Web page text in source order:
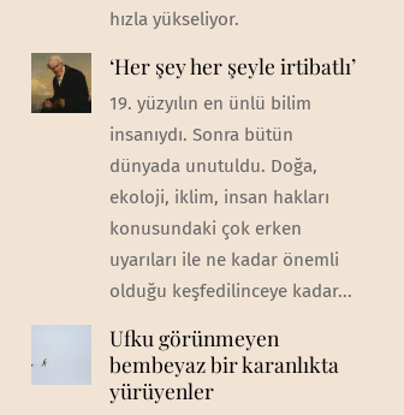
hızla yükseliyor.
‘Her şey her şeyle irtibatlı’
19. yüzyılın en ünlü bilim
insanıydı. Sonra bütün
dünyada unutuldu. Doğa,
ekoloji, iklim, insan hakları
konusundaki çok erken
uyarıları ile ne kadar önemli
olduğu keşfedilinceye kadar...
Ufku görünmeyen
bembeyaz bir karanlıkta
yürüyenler